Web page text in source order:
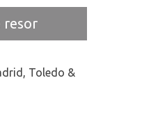
resor
Toledo &